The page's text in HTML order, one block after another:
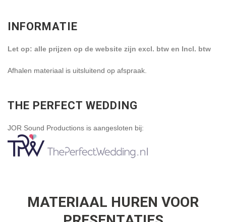
INFORMATIE
Let op: alle prijzen op de website zijn excl. btw en Incl. btw
Afhalen materiaal is uitsluitend op afspraak.
THE PERFECT WEDDING
JOR Sound Productions is aangesloten bij:
MATERIAAL HUREN VOOR